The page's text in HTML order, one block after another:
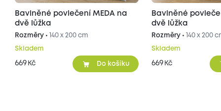
Bavlněné povlečení MEDA na
dvě lůžka
Rozměry • 140 x 200 cm
Skladem
669 Kč Do košíku
Bavlněné
dvě lůžka
Rozměry • 140 x 200
Skladem
669 Kč